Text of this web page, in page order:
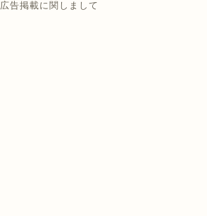
広告掲載に関しまして